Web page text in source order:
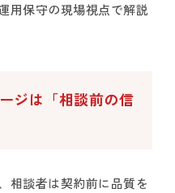
用保守の現場視点で解説
ジは「相談前の信
相談者は契約前に品質を